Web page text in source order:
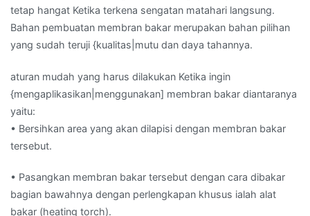
tetap hangat Ketika terkena sengatan matahari langsung.
Bahan pembuatan membran bakar merupakan bahan pilihan
yang sudah teruji {kualitas|mutu dan daya tahannya.
aturan mudah yang harus dilakukan Ketika ingin
{mengaplikasikan|menggunakan] membran bakar diantaranya
yaitu:
• Bersihkan area yang akan dilapisi dengan membran bakar
tersebut.
• Pasangkan membran bakar tersebut dengan cara dibakar
bagian bawahnya dengan perlengkapan khusus ialah alat
bakar (heating torch).